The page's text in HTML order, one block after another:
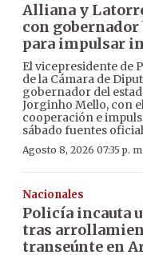
Alliana y
con
para impulsar
El vicepresidente de
de la Cámara de
gobernador del
Jorginho Mello, con
cooperación e
sábado fuentes
Agosto 8, 2026 07:35 p. m.
Nacionales
Policía incauta
tras
transeúnte en